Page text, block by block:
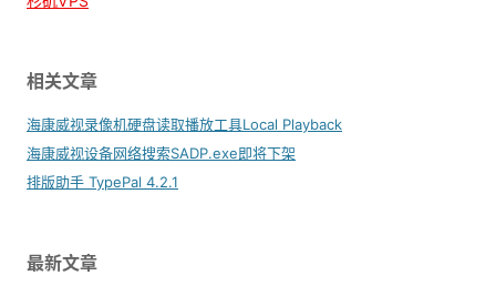
相关文章
海康威视录像机硬盘读取播放工具Local Playback
海康威视设备网络搜索SADP.exe即将下架
排版助手 TypePal 4.2.1
最新文章